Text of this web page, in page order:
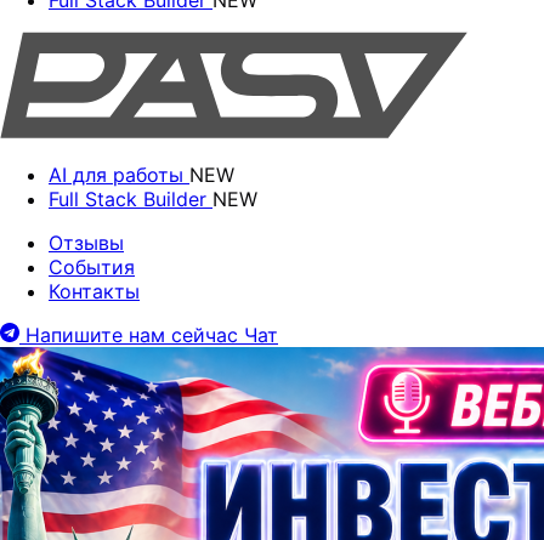
AI для работы NEW
Full Stack Builder NEW
Отзывы
События
Контакты
Напишите нам сейчас Чат